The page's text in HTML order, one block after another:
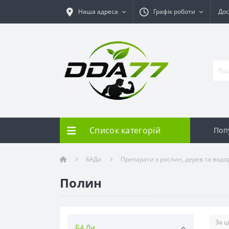
Наша адреса Графік роботи
Список категорій
БАДи Препарати з рослин, дерев та
Полин